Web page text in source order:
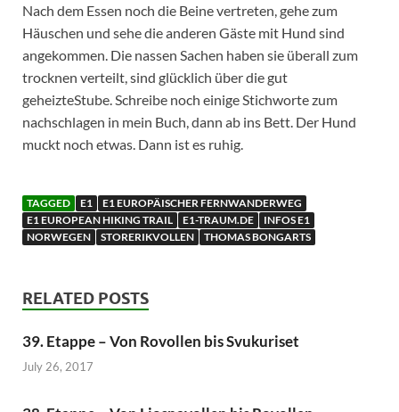
Nach dem Essen noch die Beine vertreten, gehe zum
Häuschen und sehe die anderen Gäste mit Hund sind
angekommen. Die nassen Sachen haben sie überall zum
trocknen verteilt, sind glücklich über die gut
geheizteStube. Schreibe noch einige Stichworte zum
nachschlagen in mein Buch, dann ab ins Bett. Der Hund
muckt noch etwas. Dann ist es ruhig.
TAGGED E1
E1 EUROPÄISCHER FERNWANDERWEG
E1 EUROPEAN HIKING TRAIL
E1-TRAUM.DE
INFOS E1
NORWEGEN
STORERIKVOLLEN THOMAS BONGARTS
RELATED POSTS
39. Etappe – Von Rovollen bis Svukuriset
July 26, 2017